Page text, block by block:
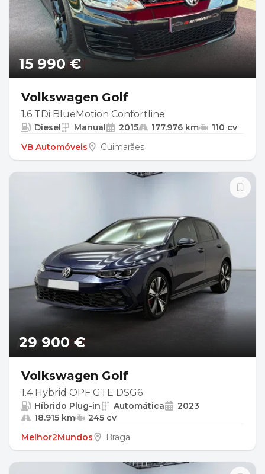
15 990 €
Volkswagen Golf
1.6 TDi BlueMotion Confortline
Diesel Manual 2015 177.976 km
110 cv
VB Automóveis
Guimarães
29 900 €
Volkswagen Golf
1.4 Hybrid OPF GTE DSG6
Híbrido Plug-in Automática
2023
18.915 km
245 cv
Melhor2Mundos
Braga